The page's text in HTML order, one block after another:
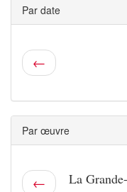
Par date
←
Par œuvre
← La